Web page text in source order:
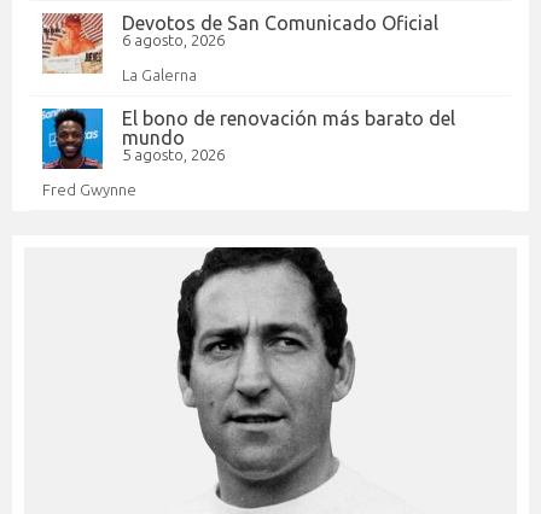
Devotos de San Comunicado Oficial
6 agosto, 2026
La Galerna
El bono de renovación más barato del
mundo
5 agosto, 2026
Fred Gwynne